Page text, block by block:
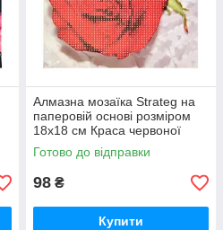
Алмазна мозаїка Strateg на
паперовій основі розміром
18х18 см Краса червоної
троянди (JUB20601)
Готово до відправки
98 ₴
Купити